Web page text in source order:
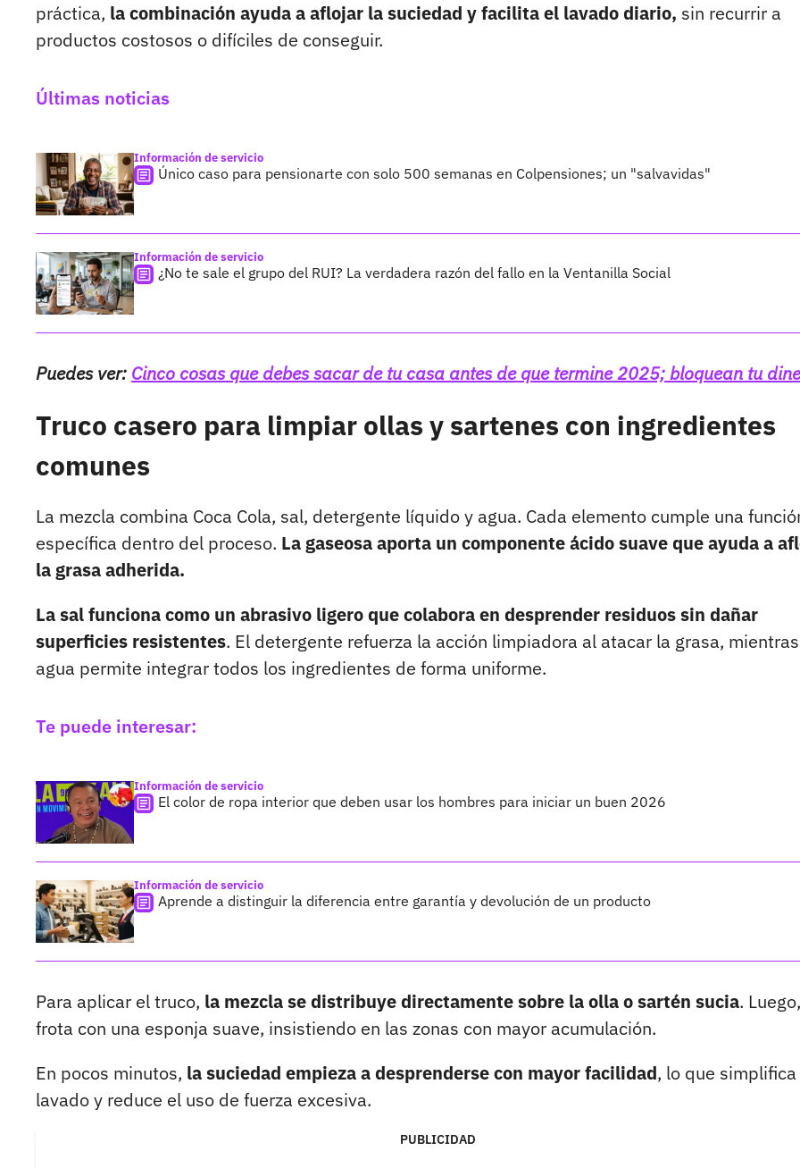
práctica, la combinación ayuda a aflojar la suciedad y facilita el lavado diario, sin recurrir a
productos costosos o difíciles de conseguir.
Últimas noticias
Información de servicio
Único caso para pensionarte con solo 500 semanas en Colpensiones; un "salvavidas"
Información de servicio
¿No te sale el grupo del RUI? La verdadera razón del fallo en la Ventanilla Social
Puedes ver: Cinco cosas que debes sacar de tu casa antes de que termine 2025; bloquean tu
Truco casero para limpiar ollas y sartenes con ingredientes
comunes
La mezcla combina Coca Cola, sal, detergente líquido y agua. Cada elemento cumple una
específica dentro del proceso. La gaseosa aporta un componente ácido suave que ayuda a
la grasa adherida.
La sal funciona como un abrasivo ligero que colabora en desprender residuos sin dañar
superficies resistentes. El detergente refuerza la acción limpiadora al atacar la grasa,
agua permite integrar todos los ingredientes de forma uniforme.
Te puede interesar:
Información de servicio
El color de ropa interior que deben usar los hombres para iniciar un buen 2026
Información de servicio
Aprende a distinguir la diferencia entre garantía y devolución de un producto
Para aplicar el truco, la mezcla se distribuye directamente sobre la olla o sartén sucia.
frota con una esponja suave, insistiendo en las zonas con mayor acumulación.
En pocos minutos, la suciedad empieza a desprenderse con mayor facilidad, lo que
lavado y reduce el uso de fuerza excesiva.
PUBLICIDAD